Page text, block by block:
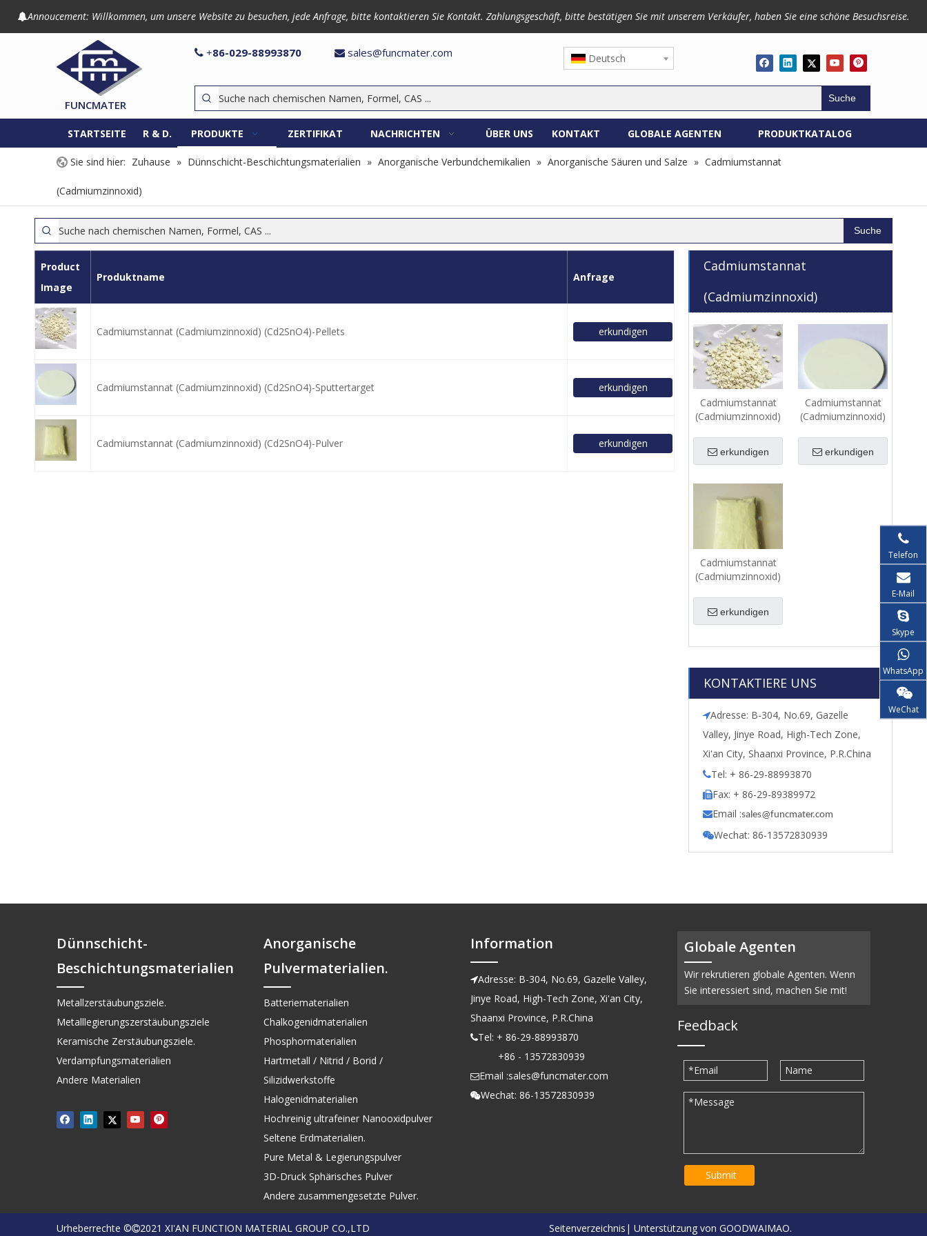
Annoucement: Willkommen, um unsere Website zu besuchen, jede Anfrage, bitte kontaktieren Sie Kontakt. Zahlungsgeschäft, bitte bestätigen Sie mit unserem Verkäufer, haben Sie eine schöne Besuchsreise.
FUNCMATER
 +86-029-88993870  sales@funcmater.com Deutsch
Suche
STARTSEITE R & D. PRODUKTE ZERTIFIKAT NACHRICHTEN ÜBER UNS KONTAKT GLOBALE AGENTEN PRODUKTKATALOG
Sie sind hier: Zuhause » Dünnschicht-Beschichtungsmaterialien » Anorganische Verbundchemikalien » Anorganische Säuren und Salze » Cadmiumstannat
(Cadmiumzinnoxid)
Suche
Product
Image
Produktname Anfrage
Cadmiumstannat (Cadmiumzinnoxid) (Cd2SnO4)-Pellets erkundigen
Cadmiumstannat (Cadmiumzinnoxid) (Cd2SnO4)-Sputtertarget erkundigen
Cadmiumstannat (Cadmiumzinnoxid) (Cd2SnO4)-Pulver erkundigen
Cadmiumstannat
(Cadmiumzinnoxid)
Cadmiumstannat
(Cadmiumzinnoxid)
erkundigen
Cadmiumstannat
(Cadmiumzinnoxid)
erkundigen
Cadmiumstannat
(Cadmiumzinnoxid)
erkundigen
KONTAKTIERE UNS
Adresse: B-304, No.69, Gazelle
Valley, Jinye Road, High-Tech Zone,
Xi'an City, Shaanxi Province, P.R.China
Tel: + 86-29-88993870
Fax: + 86-29-89389972
Email :sales@funcmater.com
Wechat: 86-13572830939
Dünnschicht-
Beschichtungsmaterialien
Metallzerstäubungsziele.
Metalllegierungszerstäubungsziele
Keramische Zerstäubungsziele.
Verdampfungsmaterialien
Andere Materialien
Telefon
E-Mail
Skype
WhatsApp
WeChat
Anorganische
Pulvermaterialien.
Batteriematerialien
Chalkogenidmaterialien
Phosphormaterialien
Hartmetall / Nitrid / Borid /
Silizidwerkstoffe
Halogenidmaterialien
Hochreinig ultrafeiner Nanooxidpulver
Seltene Erdmaterialien.
Pure Metal & Legierungspulver
3D-Druck Sphärisches Pulver
Andere zusammengesetzte Pulver.
Information
Adresse: B-304, No.69, Gazelle Valley,
Jinye Road, High-Tech Zone, Xi'an City,
Shaanxi Province, P.R.China
Tel: + 86-29-88993870
+86 - 13572830939
Email :sales@funcmater.com
Wechat: 86-13572830939
Globale Agenten
Wir rekrutieren globale Agenten. Wenn
Sie interessiert sind, machen Sie mit!
Feedback
Submit
Urheberrechte ©2021 XI'AN FUNCTION MATERIAL GROUP CO.,LTD Seitenverzeichnis | Unterstützung von GOODWAIMAO.